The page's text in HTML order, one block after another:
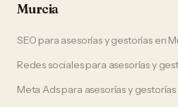
Murcia
SEO para asesorías y gestoríasen
Redes socialespara asesorías y
Meta Adspara asesorías y gestorías